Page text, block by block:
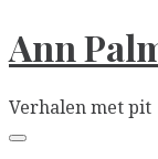
Skip
to
Ann
Verhalen met pit
navigation
Menu